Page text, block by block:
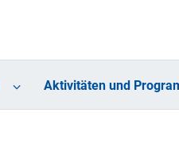
Aktivitäten und